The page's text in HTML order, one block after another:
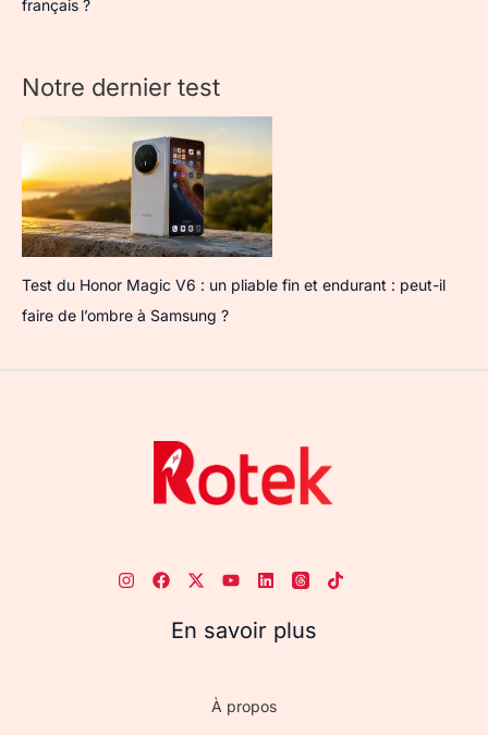
français ?
Notre dernier test
Test du Honor Magic V6 : un pliable fin et endurant : peut-il
faire de l’ombre à Samsung ?
En savoir plus
À propos